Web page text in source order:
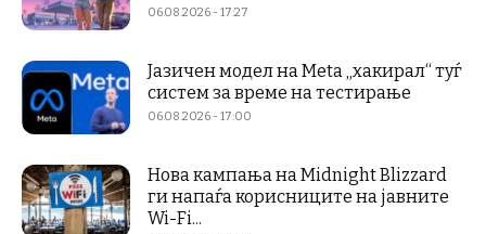
06.08.2026 - 17:27
Јазичен модел на Meta „хакирал“ туѓ
систем за време на тестирање
06.08.2026 - 17:00
Нова кампања на Midnight Blizzard
ги напаѓа корисниците на јавните
Wi-Fi...